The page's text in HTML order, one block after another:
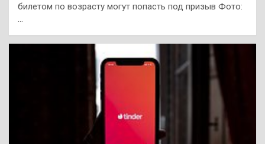
билетом по возрасту могут попасть под призыв Фото:
…